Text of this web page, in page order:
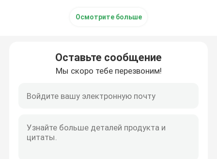
Графическая карта MXM
Осмотрите больше
Оставьте сообщение
Мы скоро тебе перезвоним!